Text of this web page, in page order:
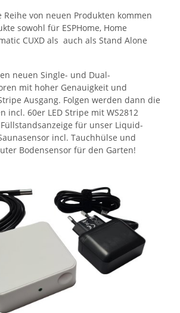
Reihe von neuen Produkten kommen
sowohl für ESPHome, Home
CUXD als auch als Stand Alone
neuen Single- und Dual-
mit hoher Genauigkeit und
Ausgang. Folgen werden dann die
incl. 60er LED Stripe mit WS2812
Füllstandsanzeige für unser Liquid-
incl. Tauchhülse und
Bodensensor für den Garten!